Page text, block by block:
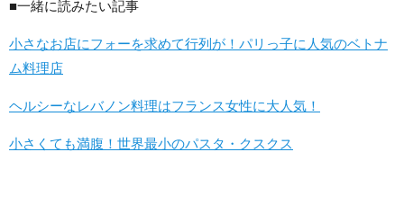
■一緒に読みたい記事
小さなお店にフォーを求めて行列が！パリっ子に人気のベトナ
ム料理店
ヘルシーなレバノン料理はフランス女性に大人気！
小さくても満腹！世界最小のパスタ・クスクス